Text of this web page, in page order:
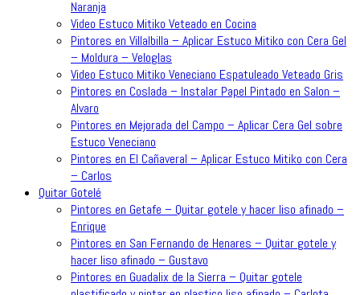
Naranja
Video Estuco Mitiko Veteado en Cocina
Pintores en Villalbilla – Aplicar Estuco Mitiko con Cera Gel
– Moldura – Veloglas
Video Estuco Mitiko Veneciano Espatuleado Veteado Gris
Pintores en Coslada – Instalar Papel Pintado en Salon –
Alvaro
Pintores en Mejorada del Campo – Aplicar Cera Gel sobre
Estuco Veneciano
Pintores en El Cañaveral – Aplicar Estuco Mitiko con Cera
– Carlos
Quitar Gotelé
Pintores en Getafe – Quitar gotele y hacer liso afinado –
Enrique
Pintores en San Fernando de Henares – Quitar gotele y
hacer liso afinado – Gustavo
Pintores en Guadalix de la Sierra – Quitar gotele